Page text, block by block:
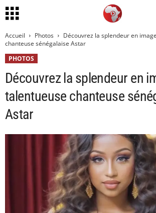
Accueil Photos
Découvrez la splendeur en
chanteuse sénégalaise Astar
PHOTOS
Découvrez la splendeur en
talentueuse chanteuse
Astar